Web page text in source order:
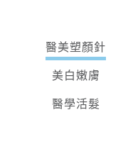
醫美塑顏針
美白嫩膚
醫學活髮